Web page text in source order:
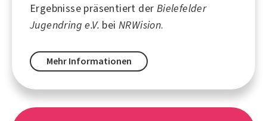
Ergebnisse präsentiert der Bielefelder
Jugendring e.V. beiNRWision.
Mehr Informationen